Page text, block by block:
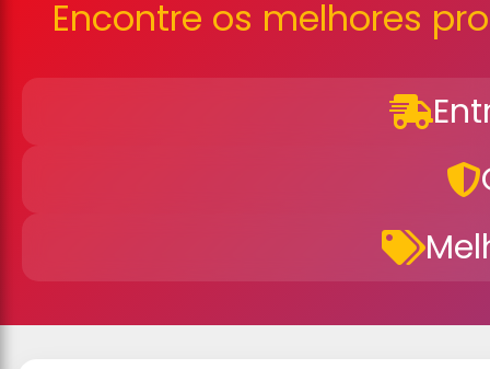
Encontre os melhores